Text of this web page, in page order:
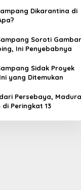
Dikarantina di
Soroti Gambar
Ini Penyebabnya
Sidak Proyek
yang Ditemukan
Persebaya, Madura
Peringkat 13